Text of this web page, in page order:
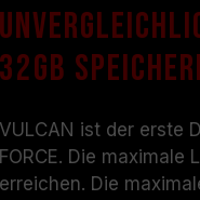
an den jeweiligen
32GB
VULCAN ist der erste
FORCE. Die
erreichen. Die